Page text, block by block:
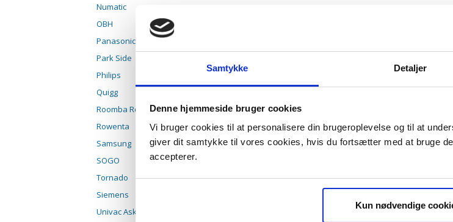
Samtykke Detaljer
Denne hjemmeside bruger cookies
Vi bruger cookies til at personalisere din brugeroplevelse og til at
giver dit samtykke til vores cookies, hvis du fortsætter med at bruge
accepterer.
Kun nødvendige
Numatic
OBH
Panasonic
Park Side
Philips
Quigg
Roomba Robotstøvsuger
Rowenta
Samsung
SOGO
Tornado
Siemens
Univac Askesuger